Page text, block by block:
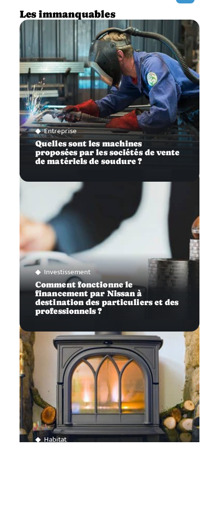
Les immanquables
Entreprise
Quelles sont les machines
proposées par les sociétés de vente
de matériels de soudure ?
Investissement
Comment fonctionne le
financement par Nissan à
destination des particuliers et des
professionnels ?
Habitat